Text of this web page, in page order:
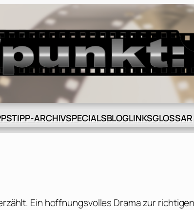
TIPP-ARCHIVSPECIALSBLOGLINKSGLOSSAR
Ein hoffnungsvolles Drama zur